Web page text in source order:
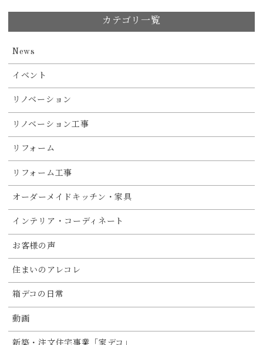
カテゴリ一覧
News
イベント
リノベーション
リノベーション工事
リフォーム
リフォーム工事
オーダーメイドキッチン・家具
インテリア・コーディネート
お客様の声
住まいのアレコレ
箱デコの日常
動画